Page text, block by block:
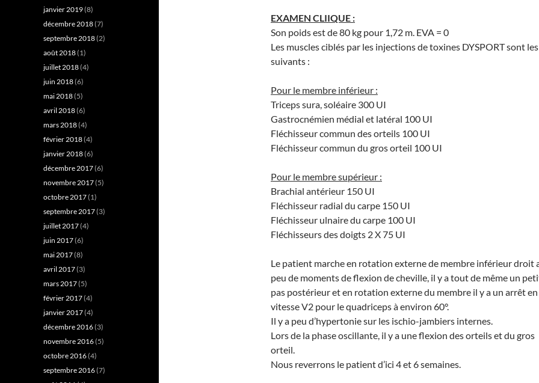
EXAMEN CLIIQUE :
Son poids est de 80 kg pour 1,72 m. EVA = 0
Les muscles ciblés par les injections de toxines DYSPORT sont les
suivants :
Pour le membre inférieur :
Triceps sura, soléaire 300 UI
Gastrocnémien médial et latéral 100 UI
Fléchisseur commun des orteils 100 UI
Fléchisseur commun du gros orteil 100 UI
Pour le membre supérieur :
Brachial antérieur 150 UI
Fléchisseur radial du carpe 150 UI
Fléchisseur ulnaire du carpe 100 UI
Fléchisseurs des doigts 2 X 75 UI
Le patient marche en rotation externe de membre inférieur droit
peu de moments de flexion de cheville, il y a tout de même un
pas postérieur et en rotation externe du membre il y a un arrêt en
vitesse V2 pour le quadriceps à environ 60°.
Il y a peu d’hypertonie sur les ischio-jambiers internes.
Lors de la phase oscillante, il y a une flexion des orteils et du gros
orteil.
Nous reverrons le patient d’ici 4 et 6 semaines.
janvier 2019(8)
décembre 2018(7)
septembre 2018(2)
août 2018(1)
juillet 2018(4)
juin 2018(6)
mai 2018(5)
avril 2018(6)
mars 2018(4)
février 2018(4)
janvier 2018(6)
décembre 2017(6)
novembre 2017(5)
octobre 2017(1)
septembre 2017(3)
juillet 2017(4)
juin 2017(6)
mai 2017(8)
avril 2017(3)
mars 2017(5)
février 2017(4)
janvier 2017(4)
décembre 2016(3)
novembre 2016(5)
octobre 2016(4)
septembre 2016(7)